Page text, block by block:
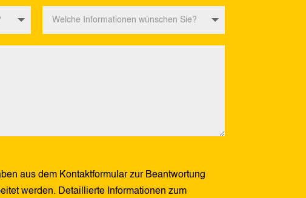
aus dem Kontaktformular zur Beantwortung
werden. Detaillierte Informationen zum